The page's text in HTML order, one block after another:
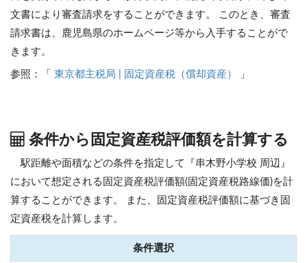
文書により審査請求をすることができます。 このとき、審査
請求書は、鹿児島県のホームページ等から入手することがで
きます。
参照：「 東京都主税局 | 固定資産税（償却資産） 」
条件から固定資産税評価額を計算する
駅距離や面積などの条件を指定して『串木野小学校 周辺』
において想定される固定資産税評価額(固定資産税路線価)を計
算することができます。
また、固定資産税評価額に基づき固
定資産税を計算します。
条件選択